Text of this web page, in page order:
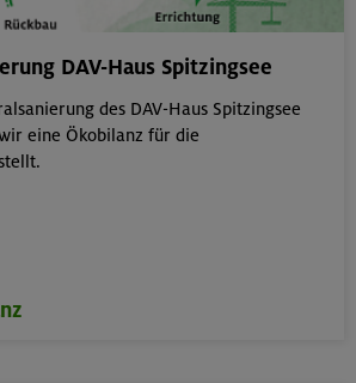
indoor
DAV-Haus Spitzingsee
des DAV-Haus Spitzingsee
eine Ökobilanz für die